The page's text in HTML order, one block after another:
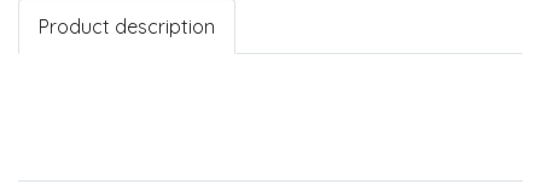
Product description